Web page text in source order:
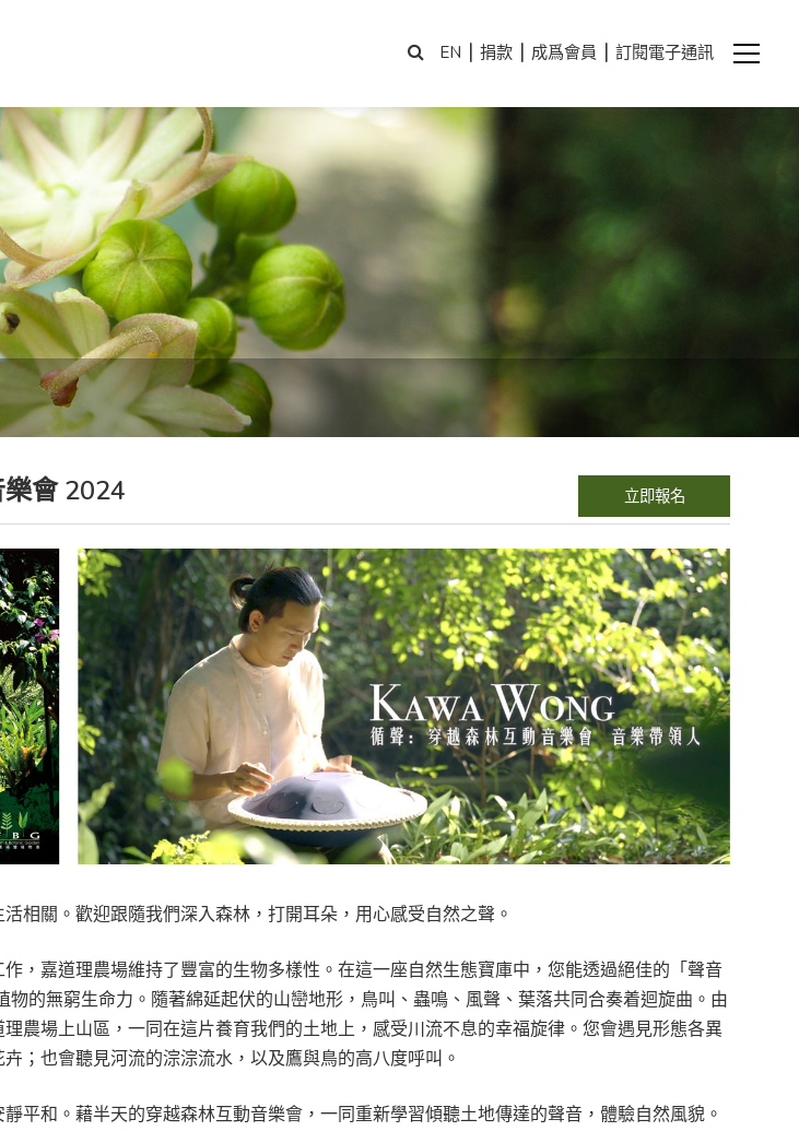
EN | 捐款 | 成爲會員 | 訂閱電子通訊
會 2024 立即報名
相關。歡迎跟隨我們深入森林，打開耳朵，用心感受自然之聲。
，嘉道理農場維持了豐富的生物多樣性。在這一座自然生態寶庫中，您能透過絕佳的「聲音
物的無窮生命力。隨著綿延起伏的山巒地形，鳥叫、蟲鳴、風聲、葉落共同合奏着迴旋曲。由
農場上山區，一同在這片養育我們的土地上，感受川流不息的幸福旋律。您會遇見形態各異
；也會聽見河流的淙淙流水，以及鷹與鳥的高八度呼叫。
平和。藉半天的穿越森林互動音樂會，一同重新學習傾聽土地傳達的聲音，體驗自然風貌。